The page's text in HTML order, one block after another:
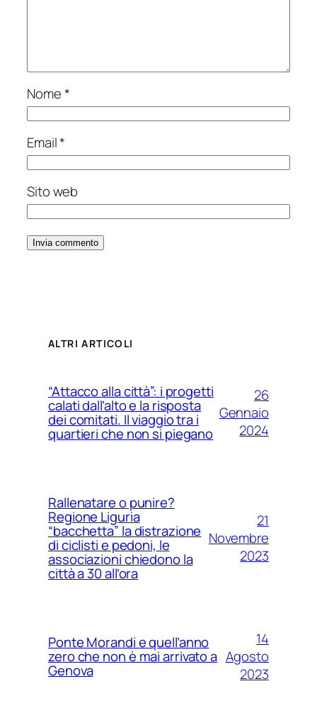
Nome*
Email*
Sito web
ALTRI ARTICOLI
“Attacco alla città”: i progetti
calati dall’alto e la risposta
dei comitati. Il viaggio tra i
quartieri che non si piegano
26
Gennaio
2024
Rallenatare o punire?
Regione Liguria
“bacchetta” la distrazione
di ciclisti e pedoni, le
associazioni chiedono la
città a 30 all’ora
21
Novembre
2023
Ponte Morandi e quell’anno
zero che non è mai arrivato a
Genova
14
Agosto
2023